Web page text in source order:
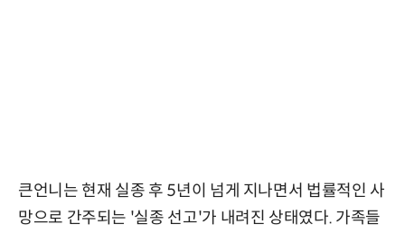
큰언니는 현재 실종 후 5년이 넘게 지나면서 법률적인 사
망으로 간주되는 '실종 선고'가 내려진 상태였다. 가족들